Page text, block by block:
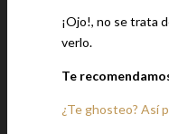
¡Ojo!, no se trata
verlo.
Te
¿Te ghosteo? Así